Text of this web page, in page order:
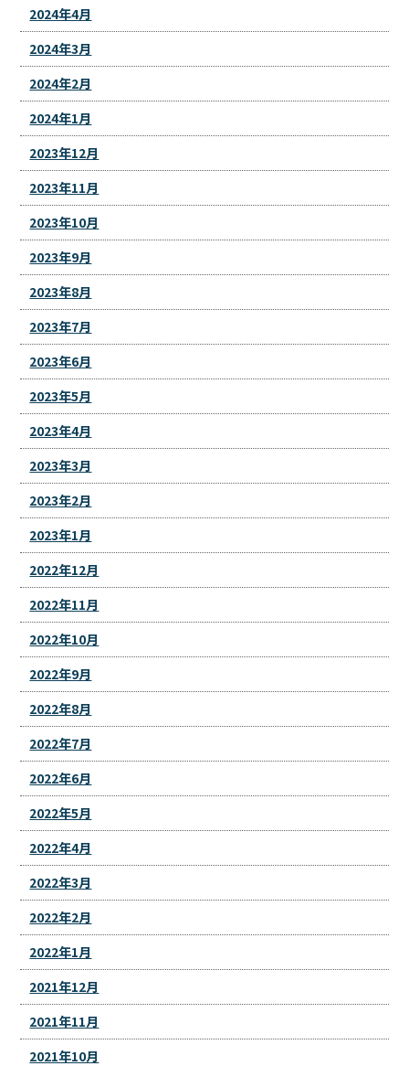
2024年4月
2024年3月
2024年2月
2024年1月
2023年12月
2023年11月
2023年10月
2023年9月
2023年8月
2023年7月
2023年6月
2023年5月
2023年4月
2023年3月
2023年2月
2023年1月
2022年12月
2022年11月
2022年10月
2022年9月
2022年8月
2022年7月
2022年6月
2022年5月
2022年4月
2022年3月
2022年2月
2022年1月
2021年12月
2021年11月
2021年10月